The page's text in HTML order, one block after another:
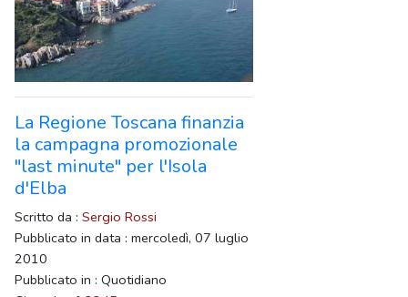
La Regione Toscana finanzia
la campagna promozionale
"last minute" per l'Isola
d'Elba
Scritto da : Sergio Rossi
Pubblicato in data : mercoledì, 07 luglio
2010
Pubblicato in : Quotidiano